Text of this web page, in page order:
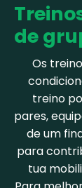
de
Os
treino
pares,
de um
para
tua